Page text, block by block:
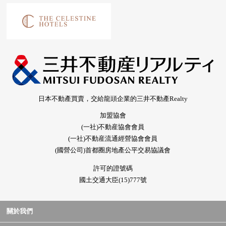
日本不動產買賣，交給龍頭企業的三井不動產Realty
加盟協會
(一社)不動産協會會員
(一社)不動産流通經營協會會員
(國營公司)首都圈房地產公平交易協議會
許可的證號碼
國土交通大臣(15)777號
關於我們